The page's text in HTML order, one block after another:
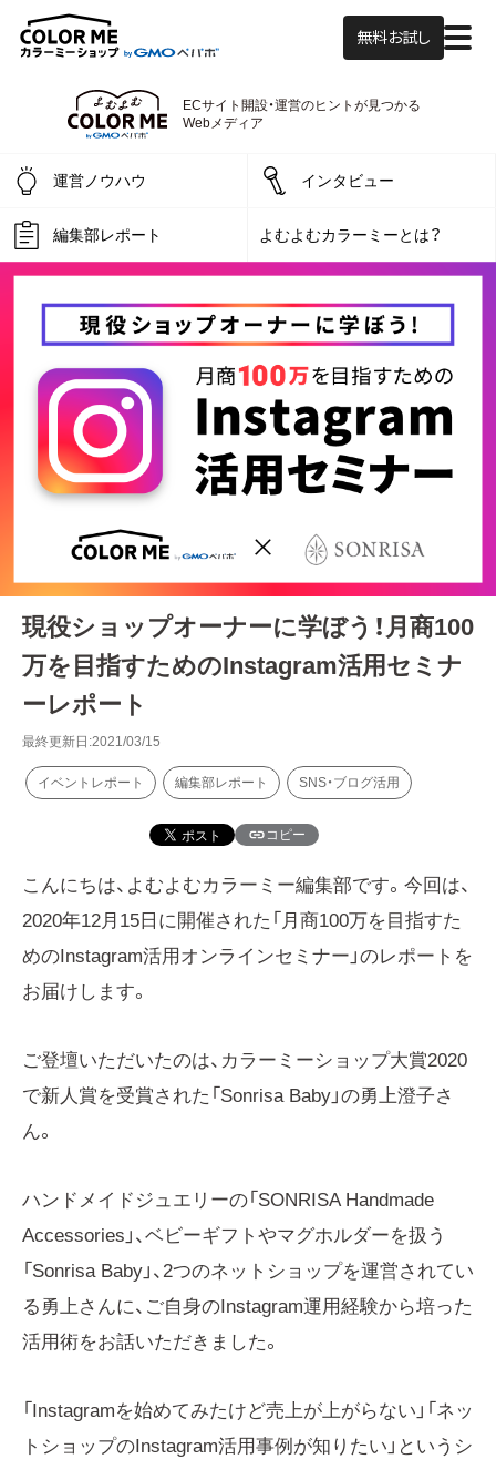
無料お試し
よむよむカラーミー
ECサイト開設・運営のヒントが見つかる
Webメディア
運営ノウハウ インタビュー
編集部レポート よむよむカラーミーとは？
現役ショップオーナーに学ぼう！月商100
万を目指すためのInstagram活用セミナ
ーレポート
最終更新日:2021/03/15
イベントレポート 編集部レポート SNS・ブログ活用
コピー
こんにちは、よむよむカラーミー編集部です。今回は、
2020年12月15日に開催された「月商100万を目指すた
めのInstagram活用オンラインセミナー」のレポートを
お届けします。
ご登壇いただいたのは、カラーミーショップ大賞2020
で新人賞を受賞された「Sonrisa Baby」の勇上澄子さ
ん。
ハンドメイドジュエリーの「SONRISA Handmade
Accessories」、ベビーギフトやマグホルダーを扱う
「Sonrisa Baby」、2つのネットショップを運営されてい
る勇上さんに、ご自身のInstagram運用経験から培った
活用術をお話いただきました。
「Instagramを始めてみたけど売上が上がらない」「ネッ
トショップのInstagram活用事例が知りたい」というシ